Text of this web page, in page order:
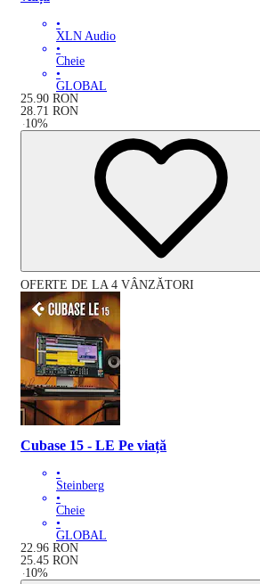
•
XLN Audio
•
Cheie
•
GLOBAL
25.90 RON
28.71 RON
-10%
OFERTE DE LA 4 VÂNZĂTORI
Cubase 15 - LE Pe viață
•
Steinberg
•
Cheie
•
GLOBAL
22.96 RON
25.45 RON
-10%